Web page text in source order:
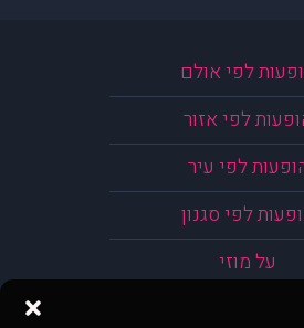
לפי אולם
לפי אזור
לפי עיר
לפי סגנון
על מוזי